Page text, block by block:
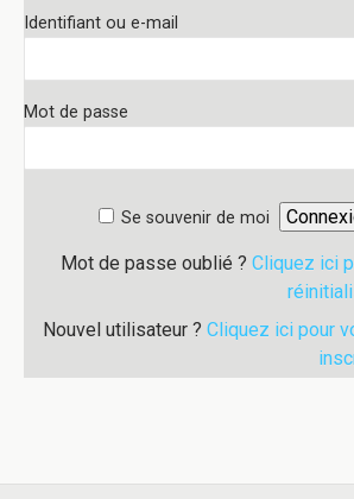
Identifiant ou e-mail
Mot de passe
Se souvenir de moi
Mot de passe oublié ? Cliquez ici
Nouvel utilisateur ? Cliquez ici pour